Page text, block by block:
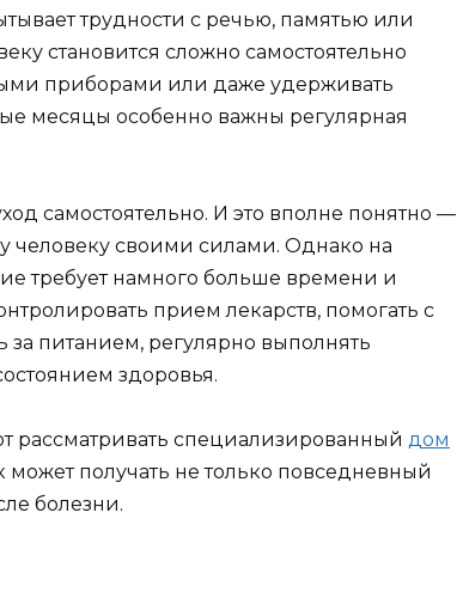
трудности с речью, памятью или
становится сложно самостоятельно
приборами или даже удерживать
месяцы особенно важны регулярная
самостоятельно. И это вполне понятно —
человеку своими силами. Однако на
требует намного больше времени и
прием лекарств, помогать с
питанием, регулярно выполнять
здоровья.
рассматривать специализированный дом
может получать не только повседневный
болезни.